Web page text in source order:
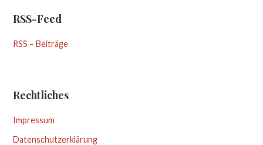
RSS-Feed
RSS – Beiträge
Rechtliches
Impressum
Datenschutzerklärung